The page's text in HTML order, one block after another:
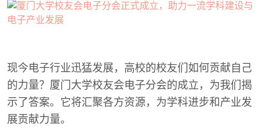
现今电子行业迅猛发展，高校的校友们如何贡献自己
的力量？厦门大学校友会电子分会的成立，为我们揭
示了答案。它将汇聚各方资源，为学科进步和产业发
展贡献力量。